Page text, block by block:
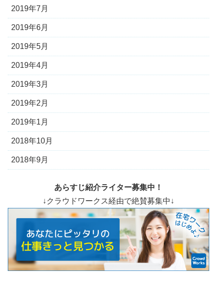
2019年7月
2019年6月
2019年5月
2019年4月
2019年3月
2019年2月
2019年1月
2018年10月
2018年9月
あらすじ紹介ライター募集中！
↓クラウドワークス経由で絶賛募集中↓